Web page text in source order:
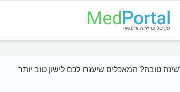
טובה? המאכלים שיעזרו לכם לישון טוב יותר